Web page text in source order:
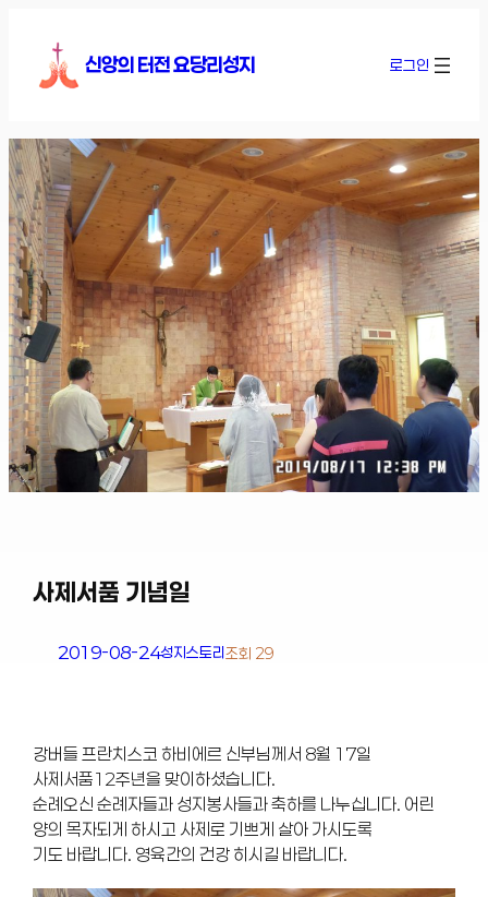
로
가
기
신앙의 터전 요당리성지 로그인
사제서품 기념일
2019-08-24성지스토리조회 29
강버들 프란치스코 하비에르 신부님께서 8월 17일
사제서품12주년을 맞이하셨습니다.
순례오신 순례자들과 성지봉사들과 축하를 나누십니다. 어린
양의 목자되게 하시고 사제로 기쁘게 살아 가시도록
기도 바랍니다. 영육간의 건강 히시길 바랍니다.